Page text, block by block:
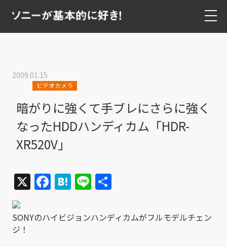
2009.01.15
ビデオカメラ
暗がりに強くて手ブレにさらに強く
なったHDDハンディカム「HDR-
XR520V」
X Facebook
Hatena
Line
SONYのハイビジョンハンディカムがフルモデルチェン
ジ！